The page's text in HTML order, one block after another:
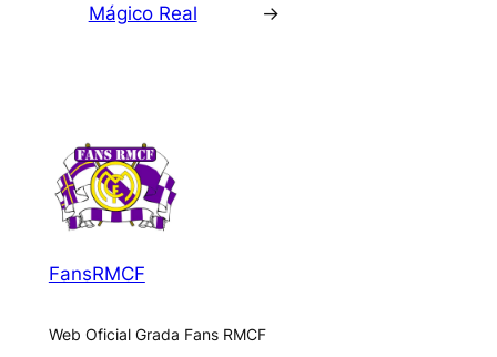
Mágico Real
→
FansRMCF
Web Oficial Grada Fans RMCF